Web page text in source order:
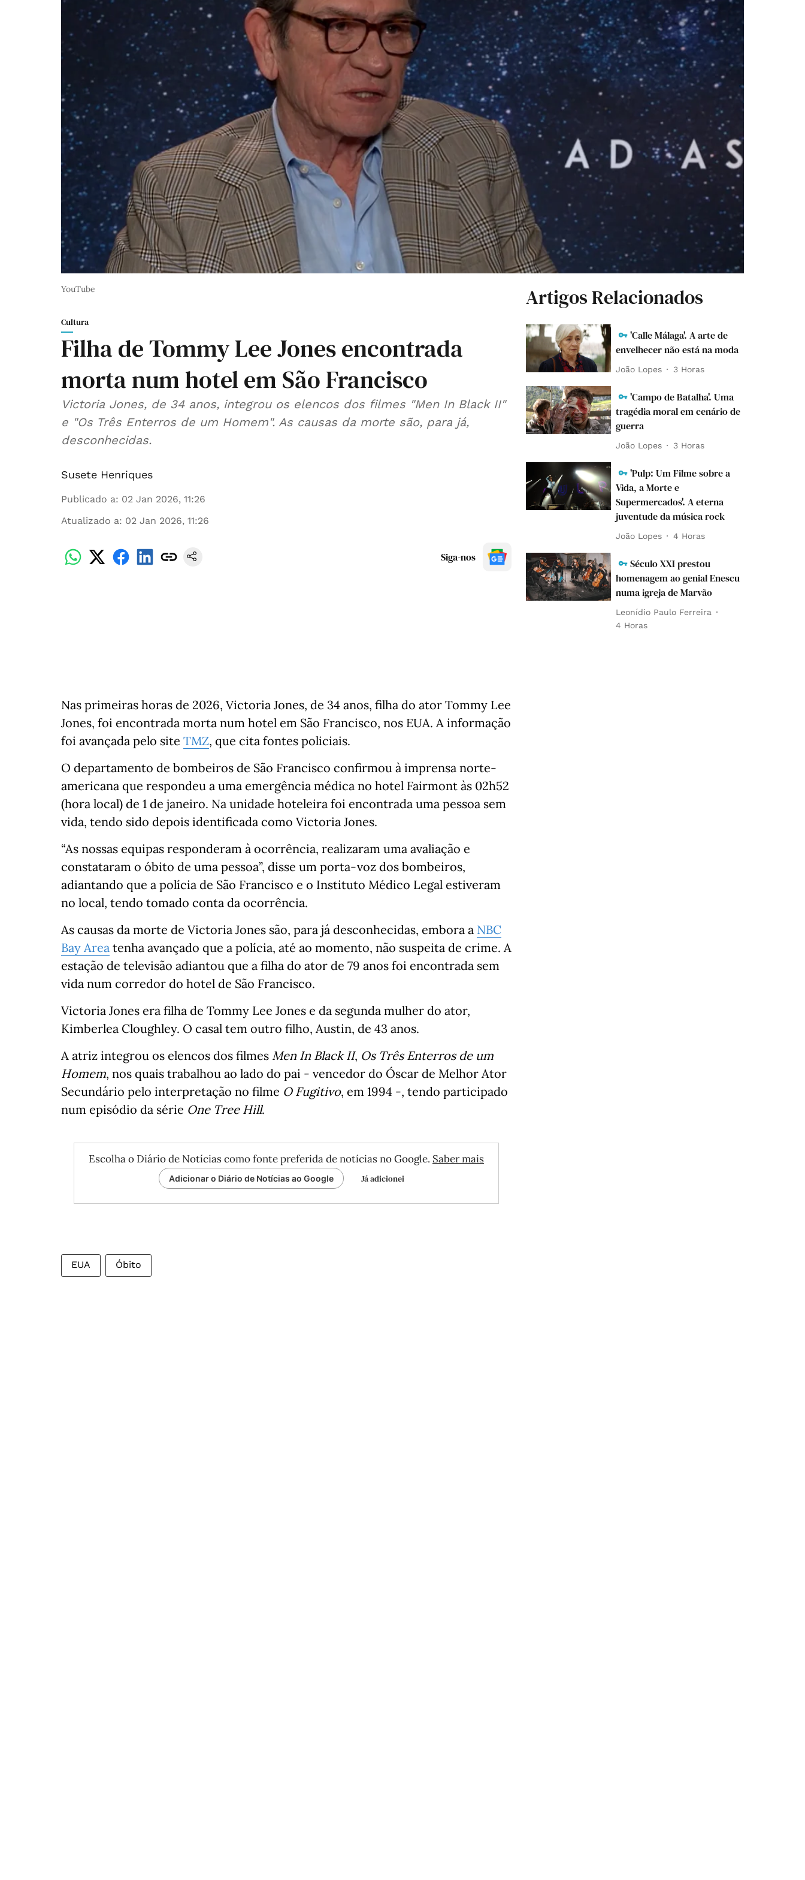
YouTube
Cultura
Filha de Tommy Lee Jones encontrada
morta num hotel em São Francisco
Victoria Jones, de 34 anos, integrou os elencos dos filmes "Men In Black II"
e "Os Três Enterros de um Homem". As causas da morte são, para já,
desconhecidas.
Susete Henriques
Publicado a: 02 Jan 2026, 11:26
Atualizado a: 02 Jan 2026, 11:26
Siga-nos
Nas primeiras horas de 2026, Victoria Jones, de 34 anos, filha do ator Tommy Lee
Jones, foi encontrada morta num hotel em São Francisco, nos EUA. A informação
foi avançada pelo site TMZ, que cita fontes policiais.
O departamento de bombeiros de São Francisco confirmou à imprensa norte-
americana que respondeu a uma emergência médica no hotel Fairmont às 02h52
(hora local) de 1 de janeiro. Na unidade hoteleira foi encontrada uma pessoa sem
vida, tendo sido depois identificada como Victoria Jones.
“As nossas equipas responderam à ocorrência, realizaram uma avaliação e
constataram o óbito de uma pessoa”, disse um porta-voz dos bombeiros,
adiantando que a polícia de São Francisco e o Instituto Médico Legal estiveram
no local, tendo tomado conta da ocorrência.
As causas da morte de Victoria Jones são, para já desconhecidas, embora a NBC
Bay Area tenha avançado que a polícia, até ao momento, não suspeita de crime. A
estação de televisão adiantou que a filha do ator de 79 anos foi encontrada sem
vida num corredor do hotel de São Francisco.
Victoria Jones era filha de Tommy Lee Jones e da segunda mulher do ator,
Kimberlea Cloughley. O casal tem outro filho, Austin, de 43 anos.
A atriz integrou os elencos dos filmes Men In Black II, Os Três Enterros de um
Homem, nos quais trabalhou ao lado do pai - vencedor do Óscar de Melhor Ator
Secundário pelo interpretação no filme O Fugitivo, em 1994 -, tendo participado
num episódio da série One Tree Hill.
Escolha o Diário de Notícias como fonte preferida de notícias no Google. Saber mais
Adicionar o Diário de Notícias ao Google Já adicionei
EUA Óbito
Artigos Relacionados
'Calle Málaga'. A arte de
envelhecer não está na moda
João Lopes 3 Horas
'Campo de Batalha'. Uma
tragédia moral em cenário de
guerra
João Lopes 3 Horas
'Pulp: Um Filme sobre a
Vida, a Morte e
Supermercados'. A eterna
juventude da música rock
João Lopes 4 Horas
Século XXI prestou
homenagem ao genial Enescu
numa igreja de Marvão
Leonídio Paulo Ferreira
4 Horas